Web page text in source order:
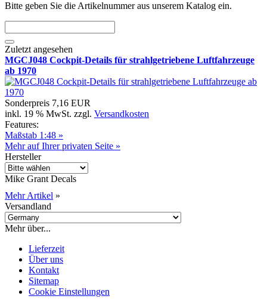
Bitte geben Sie die Artikelnummer aus unserem Katalog ein.
Zuletzt angesehen
MGCJ048 Cockpit-Details für strahlgetriebene Luftfahrzeuge
ab 1970
Sonderpreis 7,16 EUR
inkl. 19 % MwSt. zzgl. Versandkosten
Features:
Maßstab 1:48 »
Mehr auf Ihrer privaten Seite »
Hersteller
Mike Grant Decals
Mehr Artikel »
Versandland
Mehr über...
Lieferzeit
Über uns
Kontakt
Sitemap
Cookie Einstellungen